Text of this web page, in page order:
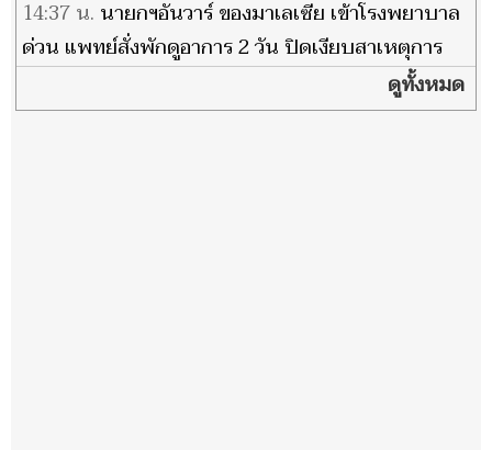
14:37 น. นายกฯอันวาร์ ของมาเลเซีย เข้าโรงพยาบาล
ด่วน แพทย์สั่งพักดูอาการ 2 วัน ปิดเงียบสาเหตุการ
ดูทั้งหมด